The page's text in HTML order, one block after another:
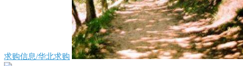
求购信息/华北求购